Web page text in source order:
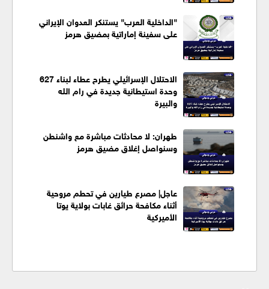
"الداخلية العرب" يستنكر العدوان الإيراني
على سفينة إماراتية بمضيق هرمز
الاحتلال الإسرائيلي يطرح عطاء لبناء 627
وحدة استيطانية جديدة في رام الله
والبيرة
طهران: لا محادثات مباشرة مع واشنطن
وسنواصل إغلاق مضيق هرمز
عاجل| مصرع طيارين في تحطم مروحية
أثناء مكافحة حرائق غابات بولاية يوتا
الأميركية